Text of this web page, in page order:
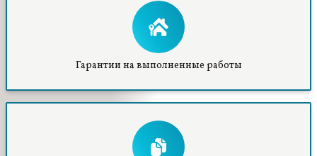
Гарантии на выполненные работы